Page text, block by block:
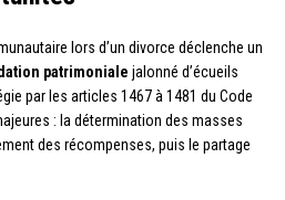
lors d’un divorce déclenche un
patrimoniale jalonné d’écueils
par les articles 1467 à 1481 du Code
: la détermination des masses
des récompenses, puis le partage